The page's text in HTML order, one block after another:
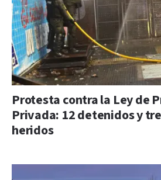
Protesta contra la Ley de
Privada: 12 detenidos y
heridos